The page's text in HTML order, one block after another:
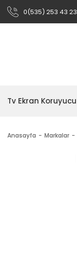
0(535) 253 43 23
Tv Ekran Koruyucu
Anasayfa Markalar